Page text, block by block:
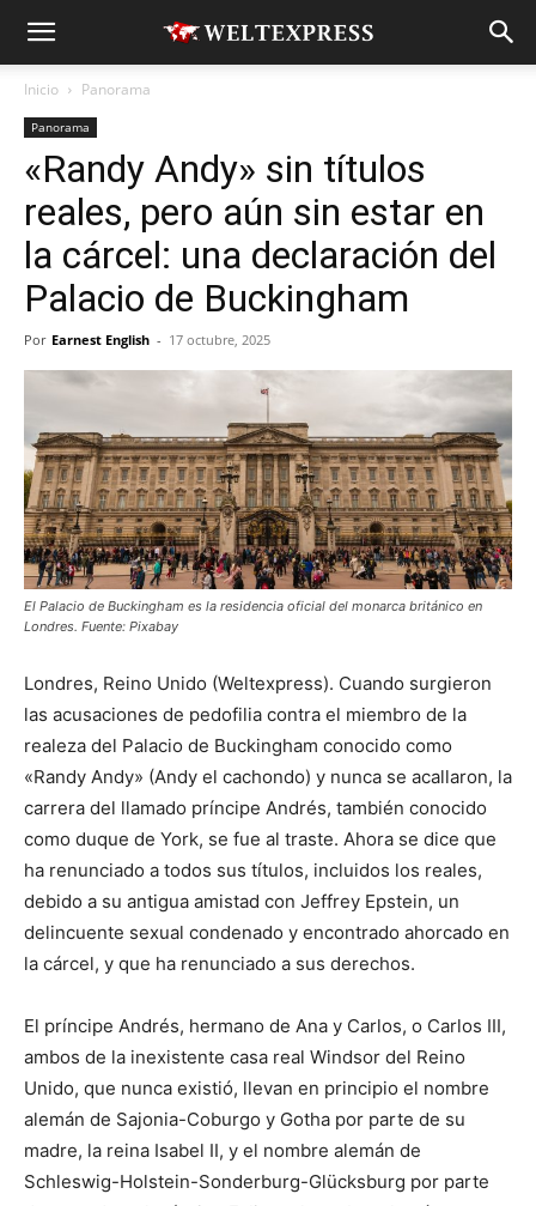
Inicio Panorama
Panorama
«Randy Andy» sin títulos
reales, pero aún sin estar en
la cárcel: una declaración del
Palacio de Buckingham
Por Earnest English - 17 octubre, 2025
El Palacio de Buckingham es la residencia oficial del monarca británico en
Londres. Fuente: Pixabay
Londres, Reino Unido (Weltexpress). Cuando surgieron
las acusaciones de pedofilia contra el miembro de la
realeza del Palacio de Buckingham conocido como
«Randy Andy» (Andy el cachondo) y nunca se acallaron, la
carrera del llamado príncipe Andrés, también conocido
como duque de York, se fue al traste. Ahora se dice que
ha renunciado a todos sus títulos, incluidos los reales,
debido a su antigua amistad con Jeffrey Epstein, un
delincuente sexual condenado y encontrado ahorcado en
la cárcel, y que ha renunciado a sus derechos.
El príncipe Andrés, hermano de Ana y Carlos, o Carlos III,
ambos de la inexistente casa real Windsor del Reino
Unido, que nunca existió, llevan en principio el nombre
alemán de Sajonia-Coburgo y Gotha por parte de su
madre, la reina Isabel II, y el nombre alemán de
Schleswig-Holstein-Sonderburg-Glücksburg por parte